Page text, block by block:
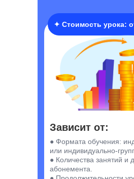
● Формата обучения:
или индивидуально-
● Количества занятий и
абонемента.
Зависит от:
✦ Стоимость урока: